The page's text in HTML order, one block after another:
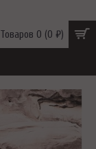
Товаров 0 (0 ₽)